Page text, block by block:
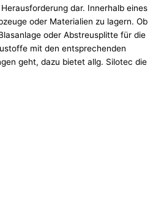
dar. Innerhalb eines
oder Materialien zu lagern. Ob
oder Abstreusplitte für die
mit den entsprechenden
geht, dazu bietet allg. Silotec die